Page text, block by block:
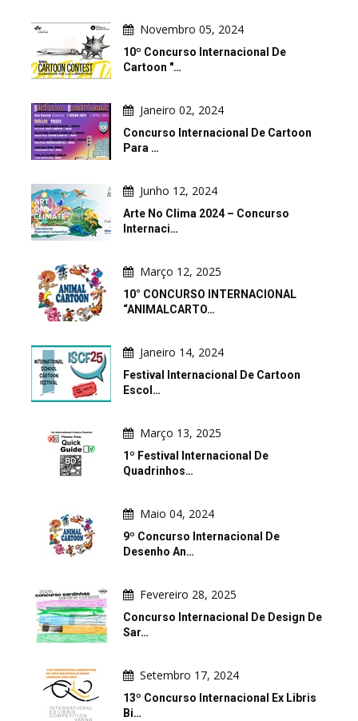
Novembro 05, 2024
10º Concurso Internacional De
Cartoon "…
Janeiro 02, 2024
Concurso Internacional De Cartoon
Para …
Junho 12, 2024
Arte No Clima 2024 – Concurso
Internaci…
Março 12, 2025
10° CONCURSO INTERNACIONAL
“ANIMALCARTO…
Janeiro 14, 2024
Festival Internacional De Cartoon
Escol…
Março 13, 2025
1º Festival Internacional De
Quadrinhos…
Maio 04, 2024
9º Concurso Internacional De
Desenho An…
Fevereiro 28, 2025
Concurso Internacional De Design De
Sar…
Setembro 17, 2024
13º Concurso Internacional Ex Libris
Bi…